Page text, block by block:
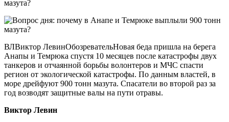
ВЛВиктор ЛевинОбозревательНовая беда пришла на берега
Анапы и Темрюка спустя 10 месяцев после катастрофы двух
танкеров и отчаянной борьбы волонтеров и МЧС спасти
регион от экологической катастрофы. По данным властей, в
море дрейфуют 900 тонн мазута. Спасатели во второй раз за
год возводят защитные валы на пути отравы.
Виктор Левин